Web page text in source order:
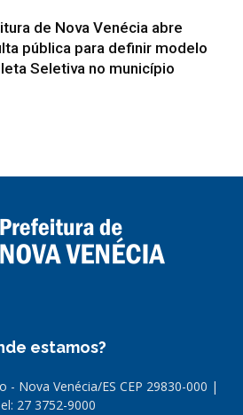
de Nova Venécia abre
pública para definir modelo
Seletiva no município
estamos?
- Nova Venécia/ES CEP 29830-000 |
27 3752-9000